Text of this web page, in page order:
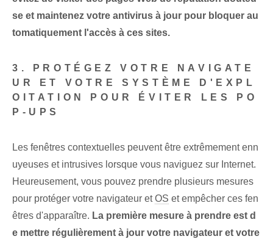
se et maintenez votre antivirus à jour pour bloquer au
tomatiquement l'accès à ces sites.
3. PROTÉGEZ VOTRE NAVIGATE
UR ET VOTRE SYSTÈME D'EXPL
OITATION POUR ÉVITER LES PO
P-UPS
Les fenêtres contextuelles peuvent être extrêmement enn
uyeuses et intrusives lorsque vous naviguez sur Internet.
Heureusement, vous pouvez prendre plusieurs mesures
pour protéger votre navigateur etOS et empêcher ces ⁤fen
êtres d'apparaître. La première mesure à prendre est d
e mettre régulièrement à jour votre navigateur et votre